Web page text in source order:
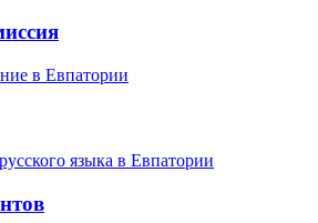
в Евпатории
языка в Евпатории